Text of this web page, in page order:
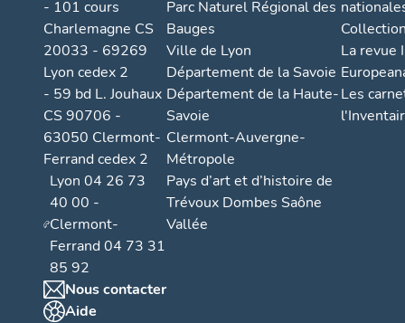
- 101 cours
Charlemagne CS
20033 - 69269
Lyon cedex 2
- 59 bd L. Jouhaux
CS 90706 -
63050 Clermont-
Ferrand cedex 2
Lyon 04 26 73
40 00 -
Clermont-
Ferrand 04 73 31
85 92
Nous contacter
Aide
Parc Naturel Régional des
Bauges
Ville de Lyon
Département de la Savoie
Département de la Haute-
Savoie
Clermont-Auvergne-
Métropole
Pays d’art et d’histoire de
Trévoux Dombes Saône
Vallée
La revue
Les